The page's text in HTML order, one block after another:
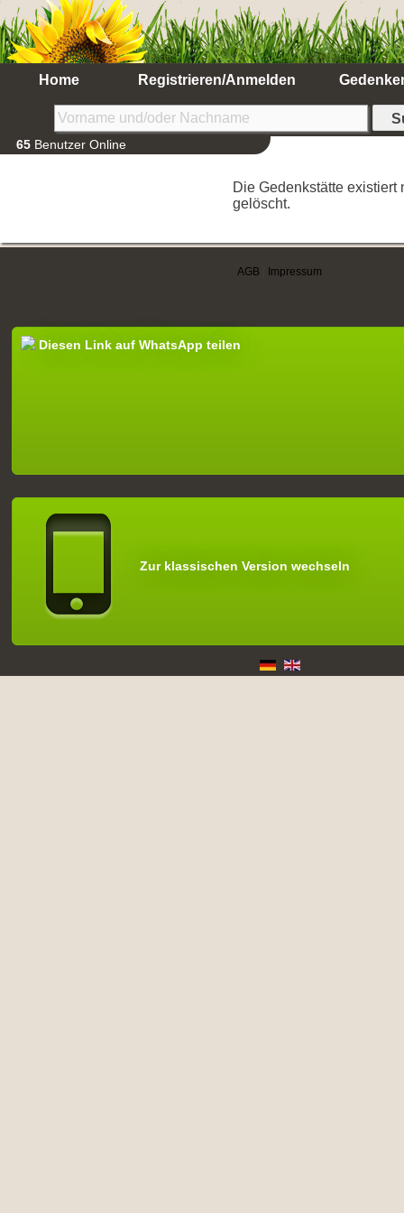
Home Registrieren/Anmelden
65 Benutzer Online
Die Gedenkstätte existiert
gelöscht.
AGB Impressum
Diesen Link auf WhatsApp teilen
Zur klassischen Version wechseln